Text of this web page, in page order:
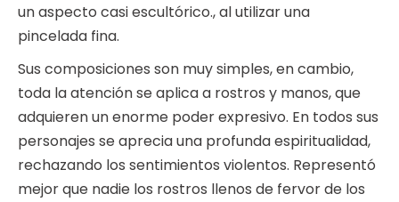
un aspecto casi escultórico., al utilizar una
pincelada fina.
Sus composiciones son muy simples, en cambio,
toda la atención se aplica a rostros y manos, que
adquieren un enorme poder expresivo. En todos sus
personajes se aprecia una profunda espiritualidad,
rechazando los sentimientos violentos. Representó
mejor que nadie los rostros llenos de fervor de los